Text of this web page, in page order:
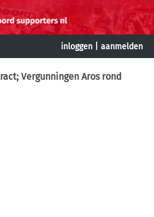
inloggen aanmelden
Vergunningen Aros rond